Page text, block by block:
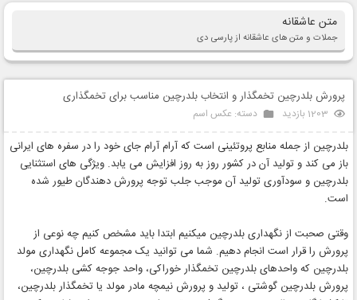
متن عاشقانه
جملات و متن های عاشقانه از پارسی دی
پرورش بلدرچین تخمگذار و انتخاب بلدرچین مناسب برای تخمگذاری
1203 بازدید دسته: عکس اسم
بلدرچین از جمله منابع پروتئینی است که آرام آرام جای خود را در سفره های ایرانی
باز می کند و تولید آن در کشور روز به روز افزایش می یابد. ویژگی های استثنایی
بلدرچین و سودآوری تولید آن موجب جلب توجه پرورش دهندگان طیور شده
است.
وقتی صحبت از نگهداری بلدرچین میکنیم ابتدا باید مشخص کنیم چه نوعی از
پرورش را قرار است انجام دهیم. شما می توانید یک مجموعه کامل نگهداری مولد
بلدرچین که واحدهای بلدرچین تخمگذار خوراکی، واحد جوجه کشی بلدرچین،
پرورش بلدرچین گوشتی ، تولید و پرورش نیمچه مادر مولد یا تخمگذار بلدرچین،